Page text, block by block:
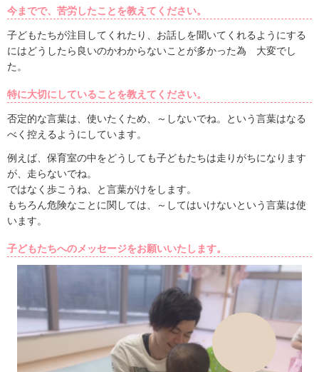
今までで、苦労したことを教えてください。
子どもたちが注目してくれたり、お話しを聞いてくれるようにする
にはどうしたら良いのかわからないことが多かった為 大変でし
た。
特に大切にしていることを教えてください。
否定的な言葉は、使いたくため、～しないでね。という言葉はなる
べく控えるようにしています。
例えば、保育室の中をどうしても子どもたちは走りがちになります
が、走らないでね。
ではなく歩こうね、と言葉がけをします。
もちろん危険なことに関しては、～してはいけないという言葉は使
います。
子どもたちへのメッセージをお願いいたします。